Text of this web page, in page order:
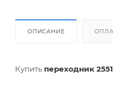
ОПИСАНИЕ
Купить переходник